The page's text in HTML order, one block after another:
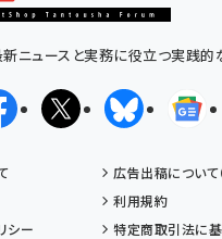
ニュースと実務に役立つ実践的
FacebookX(エックス)Bluesky
広告出稿について
利用規約
シー
特定商取引法に